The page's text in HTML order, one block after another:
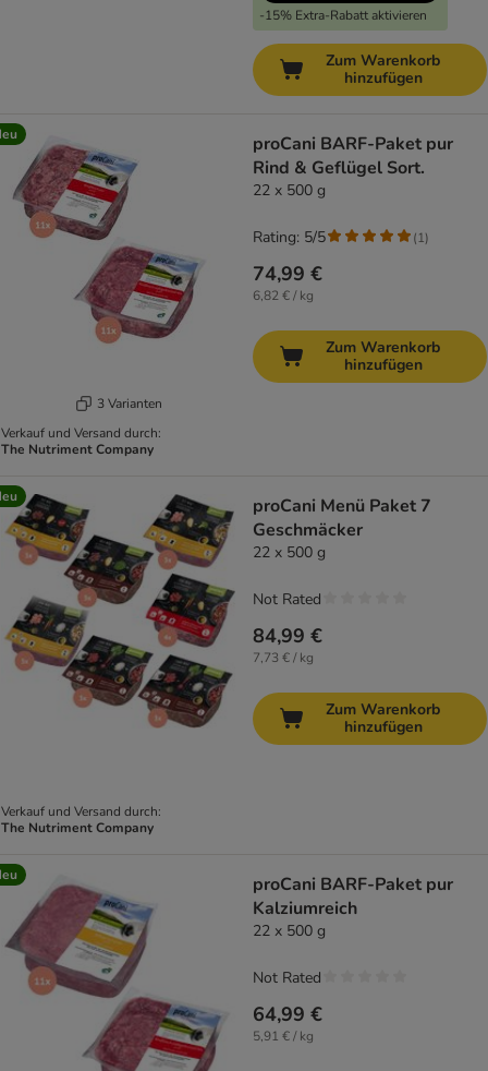
-15% Extra-Rabatt aktivieren
Zum Warenkorb
hinzufügen
3 Varianten
Verkauf und Versand durch:
The Nutriment Company
proCani BARF-Paket pur
Rind & Geflügel Sort.
22 x 500 g
74,99 €
6,82 € / kg
Rating: 5/5 (1)
Zum Warenkorb
hinzufügen
Verkauf und Versand durch:
The Nutriment Company
proCani Menü Paket 7
Geschmäcker
22 x 500 g
84,99 €
7,73 € / kg
Not Rated
Zum Warenkorb
hinzufügen
proCani BARF-Paket pur
Kalziumreich
22 x 500 g
64,99 €
5,91 € / kg
Not Rated